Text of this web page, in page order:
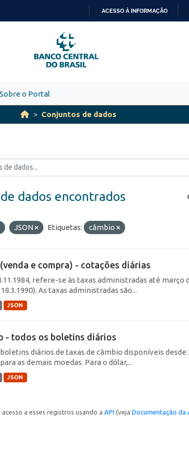
PARA
O
CONTEÚDO
ACESSO À INFORMAÇÃO
Sobre o Portal
Conjuntos de dados
dados encontrados
JSON Etiquetas: câmbio
e compra) - cotações diárias
refere-se às taxas administradas até março
As taxas administradas são...
JSON
- todos os boletins diários
diários de taxas de câmbio disponíveis desde
as demais moedas. Para o dólar,...
JSON
a esses registros usando a API (veja Documentação da